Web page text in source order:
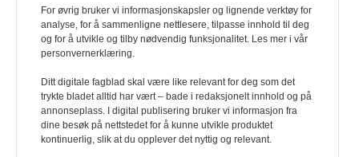
også egne abonnementer for biblioteker og bedrifter.
Redaksjonen
For øvrig bruker vi informasjonskapsler og lignende verktøy for
analyse, for å sammenligne nettlesere, tilpasse innhold til deg
og for å utvikle og tilby nødvendig funksjonalitet. Les mer i vår
personvernerklæring.
Ditt digitale fagblad skal være like relevant for deg som det
trykte bladet alltid har vært – bade i redaksjonelt innhold og på
annonseplass. I digital publisering bruker vi informasjon fra
dine besøk på nettstedet for å kunne utvikle produktet
kontinuerlig, slik at du opplever det nyttig og relevant.